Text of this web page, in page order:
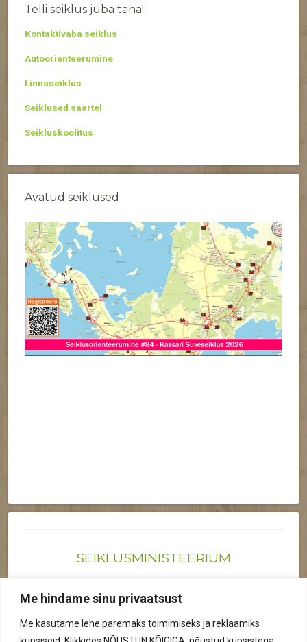
Me hindame sinu privaatsust
Me kasutame lehe paremaks toimimiseks ja reklaamiks
Telli seiklus juba täna!
Kontaktivaba seiklus
Autoorienteerumine
Linnaseiklus
Seiklused saartel
Seikluskoolitus
Avatud seiklused
SEIKLUSMINISTEERIUM
Reg nr: 12041719